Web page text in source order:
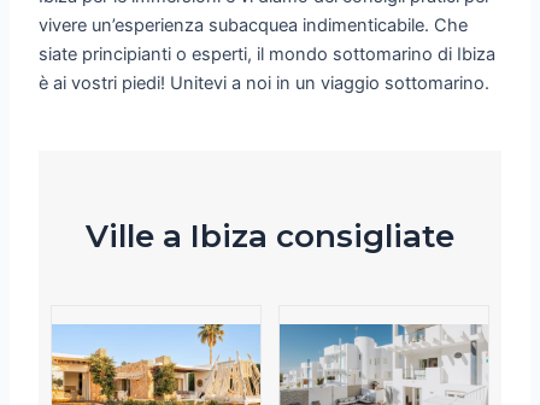
vivere un’esperienza subacquea indimenticabile. Che
siate principianti o esperti, il mondo sottomarino di Ibiza
è ai vostri piedi! Unitevi a noi in un viaggio sottomarino.
Ville a Ibiza consigliate